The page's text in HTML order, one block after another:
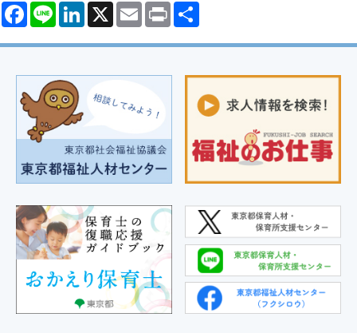
Facebook
Line LinkedIn
X Email Print